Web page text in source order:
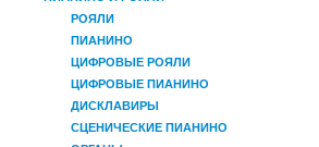
РОЯЛИ
ПИАНИНО
ЦИФРОВЫЕ РОЯЛИ
ЦИФРОВЫЕ ПИАНИНО
ДИСКЛАВИРЫ
СЦЕНИЧЕСКИЕ ПИАНИНО